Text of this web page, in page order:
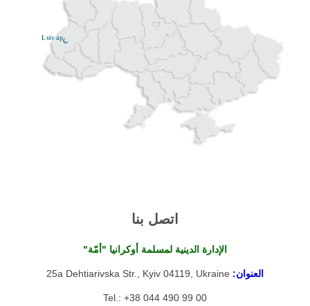
Lviv ар
اتصل بنا
الإدارة الدينية لمسلمة أوكرانيا "أمّة"
العنوان: 25a Dehtiarivska Str., Kyiv 04119, Ukraine
Tel.: +38 044 490 99 00